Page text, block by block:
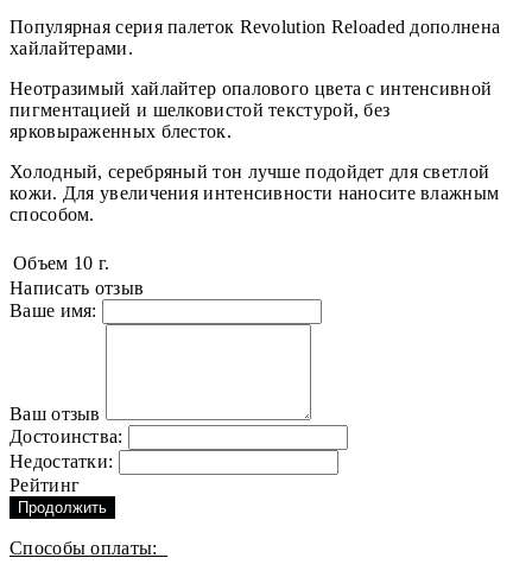
Популярная серия палеток Revolution Reloaded дополнена
хайлайтерами.
Неотразимый хайлайтер опалового цвета с интенсивной
пигментацией и шелковистой текстурой, без
ярковыраженных блесток.
Холодный, серебряный тон лучше подойдет для светлой
кожи. Для увеличения интенсивности наносите влажным
способом.
Объем 10 г.
Написать отзыв
Ваше имя:
Ваш отзыв
Достоинства:
Недостатки:
Рейтинг
Продолжить
Способы оплаты: